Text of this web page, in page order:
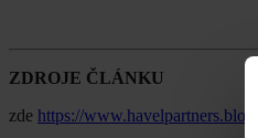
ZDROJE ČLÁNKU
zde https://